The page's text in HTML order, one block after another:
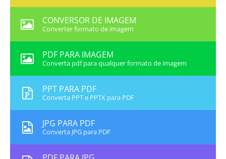
CONVERSOR DE IMAGEM
Converter formato de imagem
PDF PARA IMAGEM
Converta pdf para qualquer formato de imagem
PPT PARA PDF
Converta PPT e PPTX para PDF
JPG PARA PDF
Converta JPG para PDF